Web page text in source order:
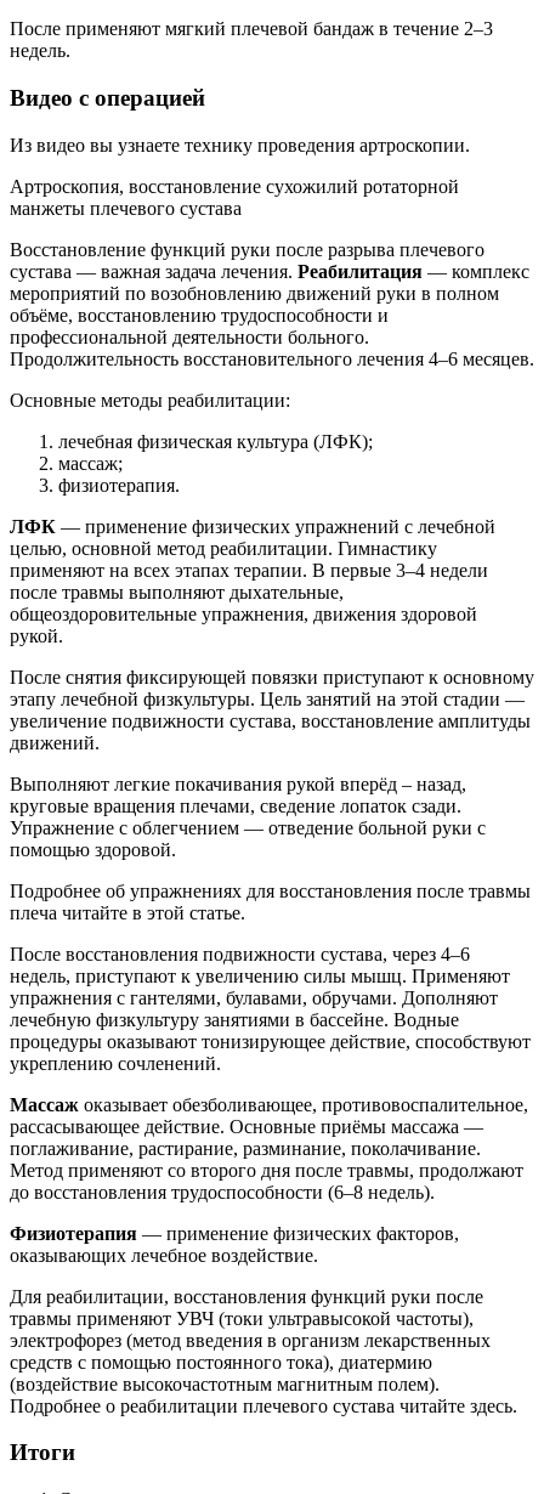
После применяют мягкий плечевой бандаж в течение 2–3
недель.
Видео с операцией
Из видео вы узнаете технику проведения артроскопии.
Артроскопия, восстановление сухожилий ротаторной
манжеты плечевого сустава
Восстановление функций руки после разрыва плечевого
сустава — важная задача лечения. Реабилитация — комплекс
мероприятий по возобновлению движений руки в полном
объёме, восстановлению трудоспособности и
профессиональной деятельности больного.
Продолжительность восстановительного лечения 4–6 месяцев.
Основные методы реабилитации:
лечебная физическая культура (ЛФК);
массаж;
физиотерапия.
ЛФК — применение физических упражнений с лечебной
целью, основной метод реабилитации. Гимнастику
применяют на всех этапах терапии. В первые 3–4 недели
после травмы выполняют дыхательные,
общеоздоровительные упражнения, движения здоровой
рукой.
После снятия фиксирующей повязки приступают к основному
этапу лечебной физкультуры. Цель занятий на этой стадии —
увеличение подвижности сустава, восстановление амплитуды
движений.
Выполняют легкие покачивания рукой вперёд – назад,
круговые вращения плечами, сведение лопаток сзади.
Упражнение с облегчением — отведение больной руки с
помощью здоровой.
Подробнее об упражнениях для восстановления после травмы
плеча читайте в этой статье.
После восстановления подвижности сустава, через 4–6
недель, приступают к увеличению силы мышц. Применяют
упражнения с гантелями, булавами, обручами. Дополняют
лечебную физкультуру занятиями в бассейне. Водные
процедуры оказывают тонизирующее действие, способствуют
укреплению сочленений.
Массаж оказывает обезболивающее, противовоспалительное,
рассасывающее действие. Основные приёмы массажа —
поглаживание, растирание, разминание, поколачивание.
Метод применяют со второго дня после травмы, продолжают
до восстановления трудоспособности (6–8 недель).
Физиотерапия — применение физических факторов,
оказывающих лечебное воздействие.
Для реабилитации, восстановления функций руки после
травмы применяют УВЧ (токи ультравысокой частоты),
электрофорез (метод введения в организм лекарственных
средств с помощью постоянного тока), диатермию
(воздействие высокочастотным магнитным полем).
Подробнее о реабилитации плечевого сустава читайте здесь.
Итоги